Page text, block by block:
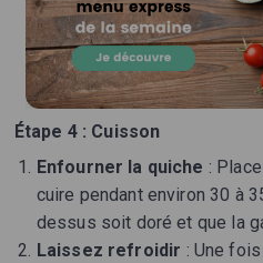
Étape 4 : Cuisson
Enfourner la quiche :
cuire pendant environ 30 à
dessus soit doré et que la
Laissez refroidir : Une